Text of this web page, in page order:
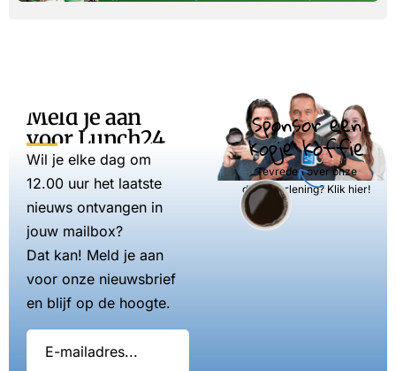
Meld je aan
voor Lunch24
Wil je elke dag om
12.00 uur het laatste
nieuws ontvangen in
jouw mailbox?
Dat kan! Meld je aan
voor onze nieuwsbrief
en blijf op de hoogte.
Sponsor een
kopje koffie
Tevreden over onze
dienstverlening? Klik hier!